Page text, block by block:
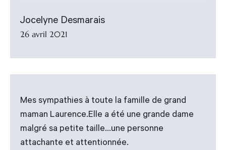
Jocelyne Desmarais
26 avril 2021
Mes sympathies à toute la famille de grand
maman Laurence.Elle a été une grande dame
malgré sa petite taille...une personne
attachante et attentionnée.